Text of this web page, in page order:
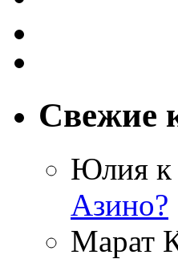
Свежие
Юлия к
Азино?
Марат